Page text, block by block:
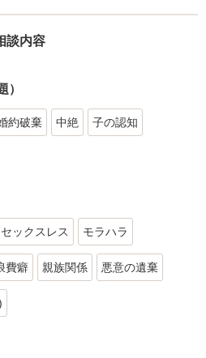
談内容
）
約破棄 中絶 子の認知
セックスレス モラハラ
費癖 親族関係 悪意の遺棄